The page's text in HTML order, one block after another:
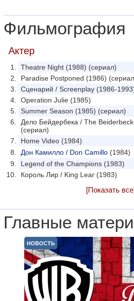
Фильмография
Актер
Theatre Night (1988) (сериал)
Paradise Postponed (1986)
Сценарий / Screenplay (1986-
Operation Julie (1985)
Summer Season (1985) (сериал)
Дело Бейдербека / The
(сериал)
Home Video (1984)
Дон Камилло / Don Camillo (1984)
Legend of the Champions (1983)
Король Лир / King Lear (1983)
[Показать
Главные
НОВОСТЬ